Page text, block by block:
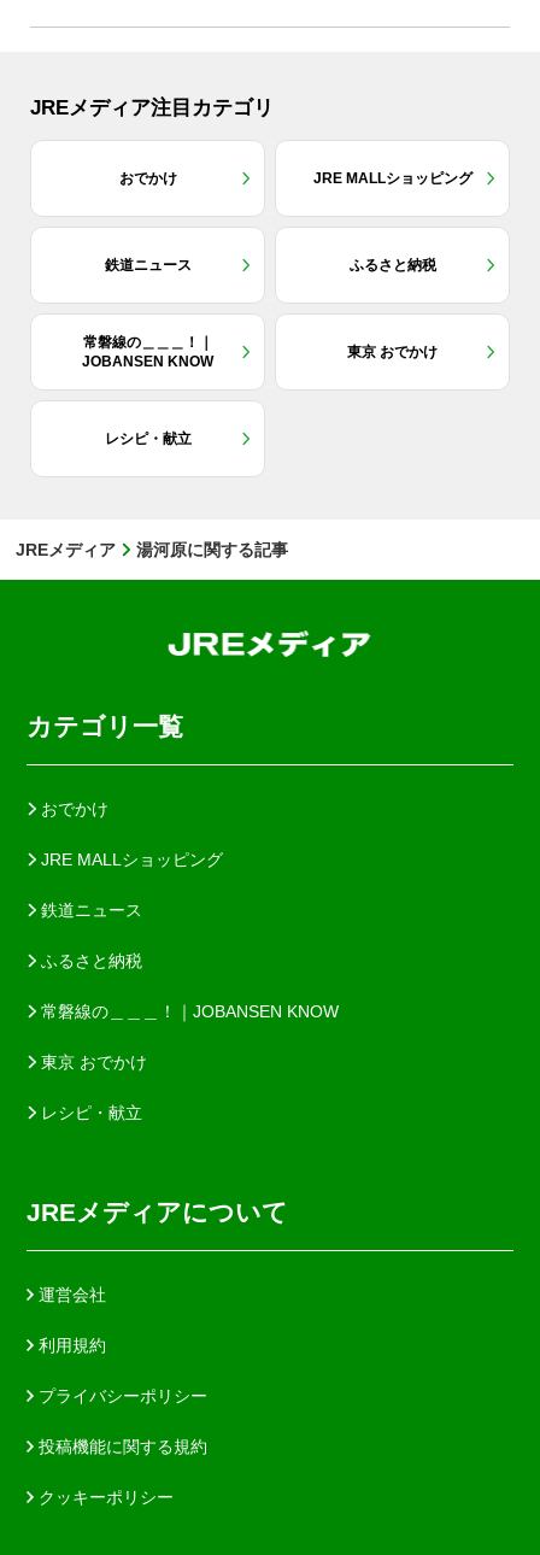
JREメディア注目カテゴリ
おでかけ JRE MALLショッピング
鉄道ニュース ふるさと納税
常磐線の＿＿＿！｜
JOBANSEN KNOW
東京 おでかけ
レシピ・献立
JREメディア 湯河原に関する記事
カテゴリ一覧
おでかけ
JRE MALLショッピング
鉄道ニュース
ふるさと納税
常磐線の＿＿＿！｜JOBANSEN KNOW
東京 おでかけ
レシピ・献立
JREメディアについて
運営会社
利用規約
プライバシーポリシー
投稿機能に関する規約
クッキーポリシー